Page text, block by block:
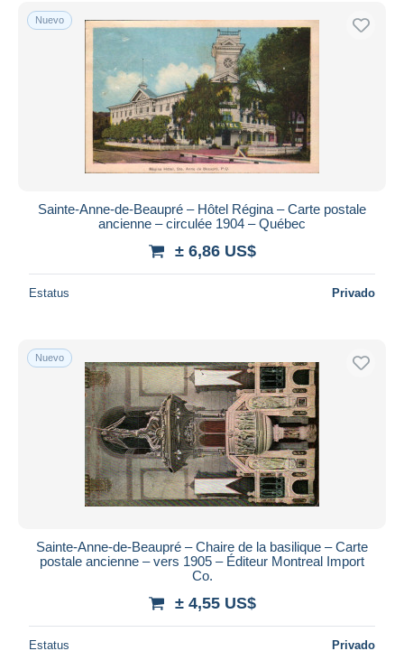
Sólo con descuento
Envío gratis
Métodos de pago
PayPal
Transferencia bancaria
Visa
Mastercard
iDeal
Maestro
Residencia del vendedor
Aplicar
Nuevo
Sainte-Anne-de-Beaupré – Hôtel Régina – Carte postale
ancienne – circulée 1904 – Québec
± 6,86 US$
Estatus Privado
Nuevo
Sainte-Anne-de-Beaupré – Chaire de la basilique – Carte
postale ancienne – vers 1905 – Éditeur Montreal Import
Co.
± 4,55 US$
Estatus Privado